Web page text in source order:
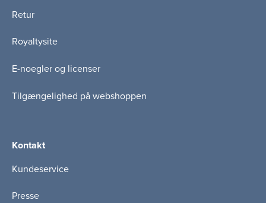
Retur
Royaltysite
E-noegler og licenser
Tilgængelighed på webshoppen
Kontakt
Kundeservice
Presse